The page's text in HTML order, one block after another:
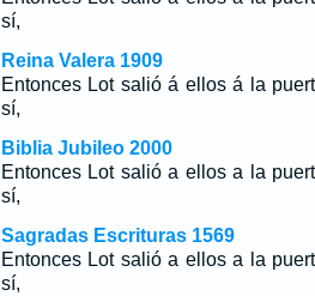
sí,
Reina Valera 1909
Entonces Lot salió á ellos á la
sí,
Biblia Jubileo 2000
Entonces Lot salió a ellos a la
sí,
Sagradas Escrituras 1569
Entonces Lot salió a ellos a la
sí,